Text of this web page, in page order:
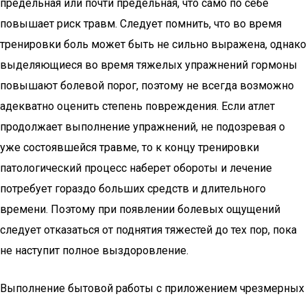
предельная или почти предельная, что само по себе
повышает риск травм. Следует помнить, что во время
тренировки боль может быть не сильно выражена, однако
выделяющиеся во время тяжелых упражнений гормоны
повышают болевой порог, поэтому не всегда возможно
адекватно оценить степень повреждения. Если атлет
продолжает выполнение упражнений, не подозревая о
уже состоявшейся травме, то к концу тренировки
патологический процесс наберет обороты и лечение
потребует гораздо больших средств и длительного
времени. Поэтому при появлении болевых ощущений
следует отказаться от поднятия тяжестей до тех пор, пока
не наступит полное выздоровление.
Выполнение бытовой работы с приложением чрезмерных